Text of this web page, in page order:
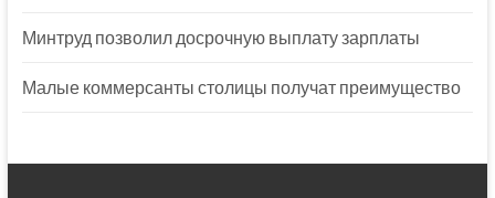
Минтруд позволил досрочную выплату зарплаты
Малые коммерсанты столицы получат преимущество